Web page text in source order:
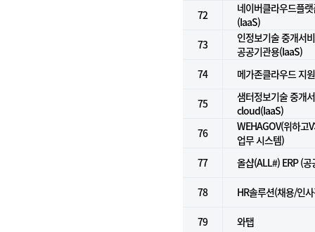
72
네이버클라우드플
(IaaS)
73
인정보기술 중개서
공공기관용(IaaS)
74
메가존클라우드 지
75
샘터정보기술 중개
cloud(IaaS)
76
WEHAGOV(위하고
업무 시스템)
77
올샵(ALL#) ERP (
78 HR솔루션(채용/인
79 와탭